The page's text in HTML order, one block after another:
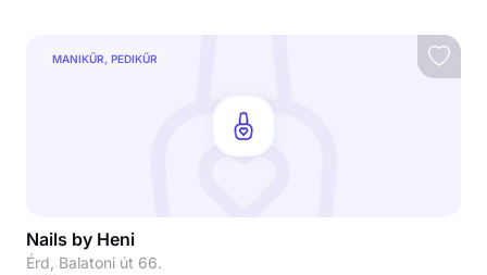
MANIKŰR, PEDIKŰR
Nails by Heni
Érd, Balatoni út 66.